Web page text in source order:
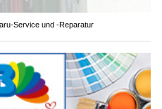
Service und -Reparatur